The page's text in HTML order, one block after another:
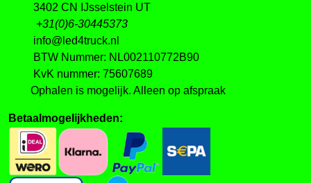
3402 CN IJsselstein UT
+31(0)6-30445373
info@led4truck.nl
BTW Nummer: NL002110772B90
KvK nummer: 75607689
Ophalen is mogelijk. Alleen op afspraak
Betaalmogelijkheden: